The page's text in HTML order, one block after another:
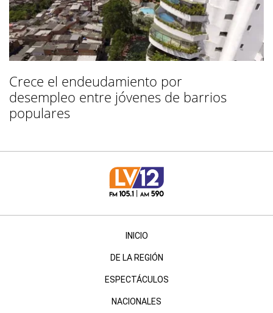
Crece el endeudamiento por
desempleo entre jóvenes de barrios
populares
INICIO
DE LA REGIÓN
ESPECTÁCULOS
NACIONALES